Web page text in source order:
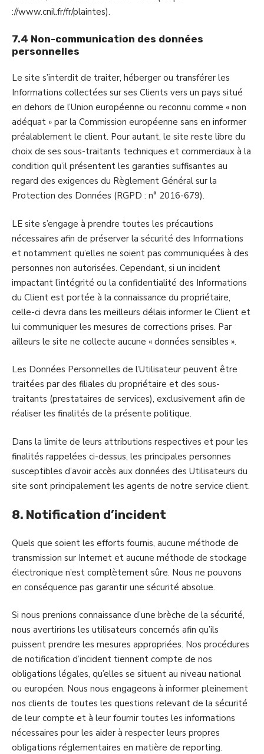
://www.cnil.fr/fr/plaintes).
7.4 Non-communication des données
personnelles
Le site s’interdit de traiter, héberger ou transférer les
Informations collectées sur ses Clients vers un pays situé
en dehors de l’Union européenne ou reconnu comme « non
adéquat » par la Commission européenne sans en informer
préalablement le client. Pour autant, le site reste libre du
choix de ses sous-traitants techniques et commerciaux à la
condition qu’il présentent les garanties suffisantes au
regard des exigences du Règlement Général sur la
Protection des Données (RGPD : n° 2016-679).
LE site s’engage à prendre toutes les précautions
nécessaires afin de préserver la sécurité des Informations
et notamment qu’elles ne soient pas communiquées à des
personnes non autorisées. Cependant, si un incident
impactant l’intégrité ou la confidentialité des Informations
du Client est portée à la connaissance du propriétaire,
celle-ci devra dans les meilleurs délais informer le Client et
lui communiquer les mesures de corrections prises. Par
ailleurs le site ne collecte aucune « données sensibles ».
Les Données Personnelles de l’Utilisateur peuvent être
traitées par des filiales du propriétaire et des sous-
traitants (prestataires de services), exclusivement afin de
réaliser les finalités de la présente politique.
Dans la limite de leurs attributions respectives et pour les
finalités rappelées ci-dessus, les principales personnes
susceptibles d’avoir accès aux données des Utilisateurs du
site sont principalement les agents de notre service client.
8. Notification d’incident
Quels que soient les efforts fournis, aucune méthode de
transmission sur Internet et aucune méthode de stockage
électronique n’est complètement sûre. Nous ne pouvons
en conséquence pas garantir une sécurité absolue.
Si nous prenions connaissance d’une brèche de la sécurité,
nous avertirions les utilisateurs concernés afin qu’ils
puissent prendre les mesures appropriées. Nos procédures
de notification d’incident tiennent compte de nos
obligations légales, qu’elles se situent au niveau national
ou européen. Nous nous engageons à informer pleinement
nos clients de toutes les questions relevant de la sécurité
de leur compte et à leur fournir toutes les informations
nécessaires pour les aider à respecter leurs propres
obligations réglementaires en matière de reporting.